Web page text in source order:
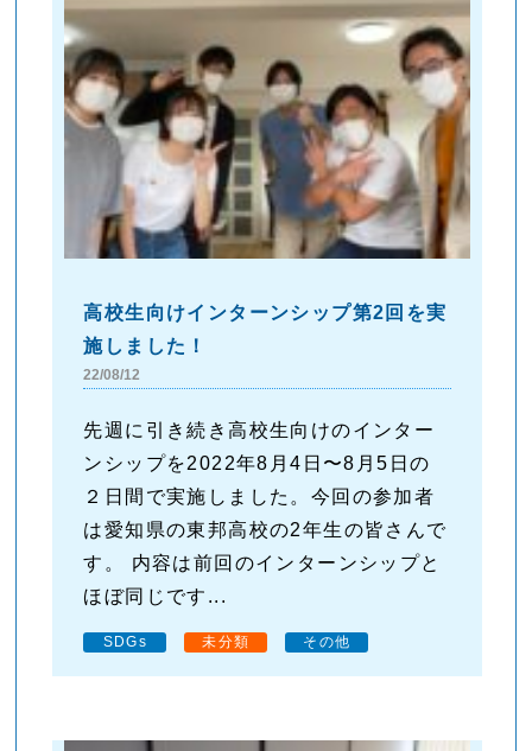
高校生向けインターンシップ第2回を実
施しました！
22/08/12
先週に引き続き高校生向けのインター
ンシップを2022年8月4日〜8月5日の
２日間で実施しました。今回の参加者
は愛知県の東邦高校の2年生の皆さんで
す。 内容は前回のインターンシップと
ほぼ同じです...
SDGs 未分類 その他